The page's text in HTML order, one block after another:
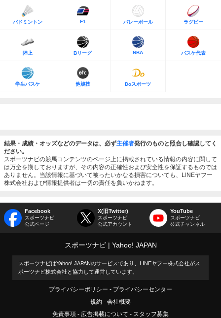
バドミントン F1 バレーボール ラグビー
陸上 Bリーグ NBA バスケ代表
学生バスケ 他競技 Doスポーツ
結果・成績・オッズなどのデータは、必ず主催者発行のものと照合し確認してく
ださい。
スポーツナビの競馬コンテンツのページ上に掲載されている情報の内容に関して
は万全を期しておりますが、その内容の正確性および安全性を保証するものでは
ありません。当該情報に基づいて被ったいかなる損害についても、LINEヤフー
株式会社および情報提供者は一切の責任を負いかねます。
Facebook
スポーツナビ
公式ページ
X(旧Twitter)
スポーツナビ
公式アカウント
YouTube
スポーツナビ
公式チャンネル
スポーツナビ Yahoo! JAPAN
スポーツナビはYahoo! JAPANのサービスであり、LINEヤフー株式会社がス
ポーツナビ株式会社と協力して運営しています。
プライバシーポリシー
プライバシーセンター
規約
会社概要
免責事項
広告掲載について スタッフ募集